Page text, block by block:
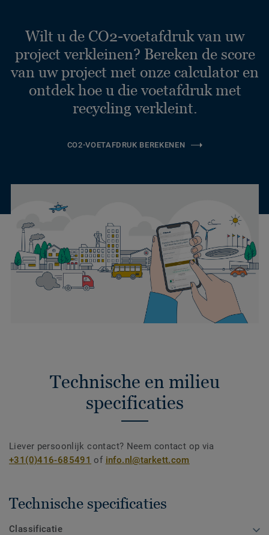
Wilt u de CO2-voetafdruk van uw
project verkleinen? Bereken de score
van uw project met onze calculator en
ontdek hoe u die voetafdruk met
recycling verkleint.
CO2-VOETAFDRUK BEREKENEN
Technische en milieu
specificaties
Liever persoonlijk contact? Neem contact op via
+31(0)416-685491 of info.nl@tarkett.com
Technische specificaties
Classificatie